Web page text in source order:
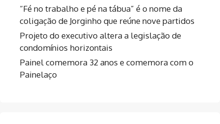
“Fé no trabalho e pé na tábua” é o nome da
coligação de Jorginho que reúne nove partidos
Projeto do executivo altera a legislação de
condomínios horizontais
Painel comemora 32 anos e comemora com o
Painelaço